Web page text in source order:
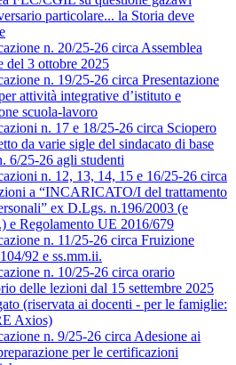
particolare... la Storia deve
n. 20/25-26 circa Assemblea
del 3 ottobre 2025
n. 19/25-26 circa Presentazione
attività integrative d’istituto e
scuola-lavoro
n. 17 e 18/25-26 circa Sciopero
da varie sigle del sindacato di base
6/25-26 agli studenti
n. 12, 13, 14, 15 e 16/25-26 circa
a “INCARICATO/I del trattamento
ex D.Lgs. n.196/2003 (e
e Regolamento UE 2016/679
n. 11/25-26 circa Fruizione
92 e ss.mm.ii.
n. 10/25-26 circa orario
delle lezioni dal 15 settembre 2025
(riservata ai docenti - per le famiglie:
Axios)
n. 9/25-26 circa Adesione ai
per le certificazioni